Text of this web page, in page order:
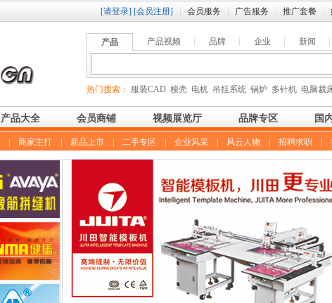
[请登录] [会员注册] 会员服务 广告服务 推广套餐
产品 产品视频 品牌 企业 新闻
热门搜索： 服装CAD 梭壳 电机 吊挂系统 锅炉 多针机 电脑裁
产品大全 会员商铺 视频展览厅 品牌专区 国
商家主打 新品上市 二手专区 企业风采 风云人物 招聘求职